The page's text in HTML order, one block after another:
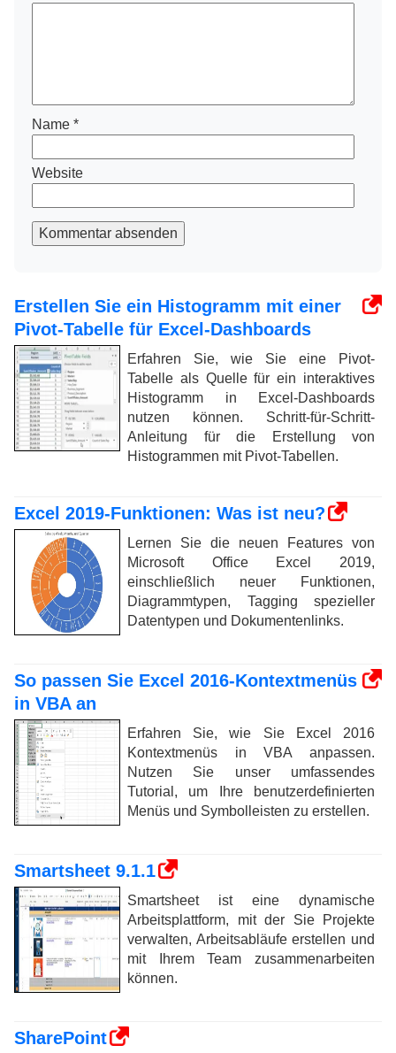
Name *
Website
Kommentar absenden
Erstellen Sie ein Histogramm mit einer
Pivot-Tabelle für Excel-Dashboards
Erfahren Sie, wie Sie eine Pivot-
Tabelle als Quelle für ein interaktives
Histogramm in Excel-Dashboards
nutzen können. Schritt-für-Schritt-
Anleitung für die Erstellung von
Histogrammen mit Pivot-Tabellen.
Excel 2019-Funktionen: Was ist neu?
Lernen Sie die neuen Features von
Microsoft Office Excel 2019,
einschließlich neuer Funktionen,
Diagrammtypen, Tagging spezieller
Datentypen und Dokumentenlinks.
So passen Sie Excel 2016-Kontextmenüs
in VBA an
Erfahren Sie, wie Sie Excel 2016
Kontextmenüs in VBA anpassen.
Nutzen Sie unser umfassendes
Tutorial, um Ihre benutzerdefinierten
Menüs und Symbolleisten zu erstellen.
Smartsheet 9.1.1
Smartsheet ist eine dynamische
Arbeitsplattform, mit der Sie Projekte
verwalten, Arbeitsabläufe erstellen und
mit Ihrem Team zusammenarbeiten
können.
SharePoint